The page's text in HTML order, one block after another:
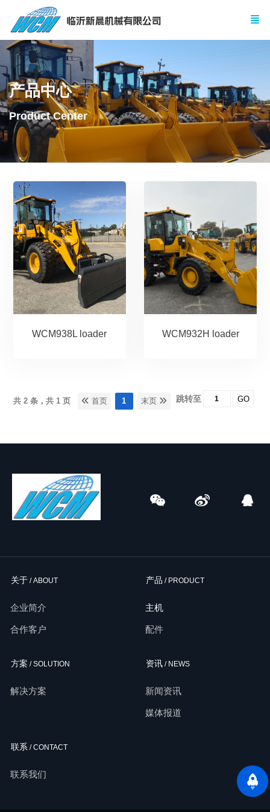
产品中心
Product Center
WCM938L loader WCM932H loader
共 2 条，共 1 页 首页 1 末页 跳转至 GO
关于 / ABOUT
企业简介
合作客户
产品 / PRODUCT
主机
配件
方案 / SOLUTION
解决方案
资讯 / NEWS
新闻资讯
媒体报道
联系 / CONTACT
联系我们